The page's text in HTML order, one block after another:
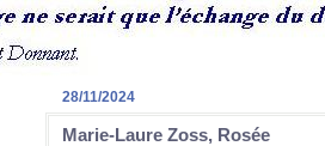
28/11/2024
Marie-Laure Zoss, Rosée